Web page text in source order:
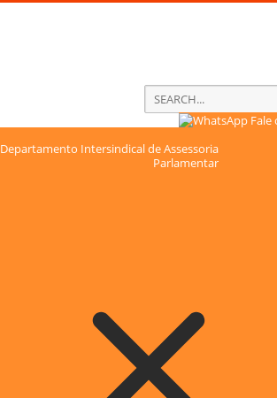
Fale
Departamento Intersindical de Assessoria
Parlamentar